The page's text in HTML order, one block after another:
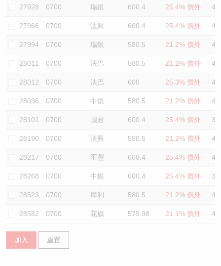
27928 0700 瑞銀 600.4 25.4% 價外
27966 0700 法興 600.4 25.4% 價外
27994 0700 瑞銀 580.5 21.2% 價外
28011 0700 法巴 580.5 21.2% 價外
28012 0700 法巴 600 25.3% 價外
28036 0700 中銀 580.5 21.2% 價外
28101 0700 國君 600.4 25.4% 價外
28190 0700 法興 580.5 21.2% 價外
28217 0700 匯豐 600.4 25.4% 價外
28268 0700 中銀 600.4 25.4% 價外
28523 0700 摩利 580.5 21.2% 價外
28582 0700 花旗 579.98 21.1% 價外
加入 重置